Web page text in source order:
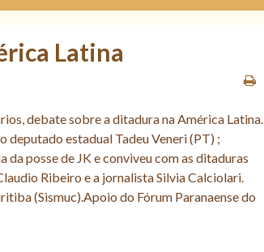
Latina
debate sobre a ditadura na América Latina.
deputado estadual Tadeu Veneri (PT) ;
da posse de JK e conviveu com as ditaduras
Ribeiro e a jornalista Silvia Calciolari.
(Sismuc).Apoio do Fórum Paranaense do